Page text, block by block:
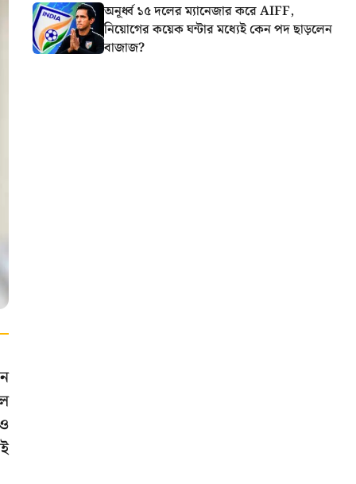
অনূর্ধ্ব ১৫ দলের ম্যানেজার করে AIFF,
নিয়োগের কয়েক ঘন্টার মধ্যেই কেন পদ ছাড়লেন
বাজাজ?